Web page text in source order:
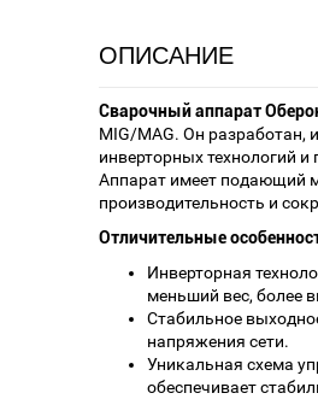
ОПИСАНИЕ
Сварочный аппарат
MIG/MAG. Он разработан,
инверторных технологий
Аппарат имеет подающий
производительность и
Отличительные
Инверторная
меньший вес, более
Стабильное
напряжения сети.
Уникальная схема
обеспечивает